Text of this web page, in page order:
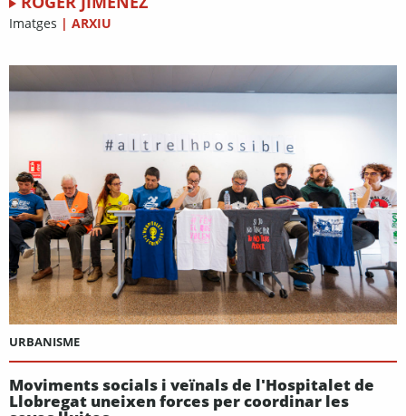
Imatges | ARXIU
URBANISME
Moviments socials i veïnals de l'Hospitalet de
Llobregat uneixen forces per coordinar les